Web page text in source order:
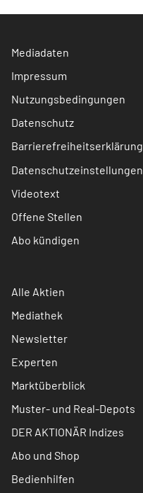
Mediadaten
Impressum
Nutzungsbedingungen
Datenschutz
Barrierefreiheitserklärung
Datenschutzeinstellungen
Videotext
Offene Stellen
Abo kündigen
Alle Aktien
Mediathek
Newsletter
Experten
Marktüberblick
Muster- und Real-Depots
DER AKTIONÄR Indizes
Abo und Shop
Bedienhilfen